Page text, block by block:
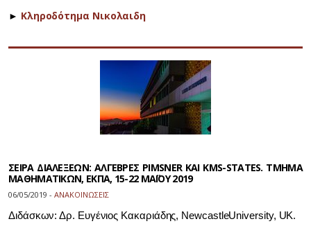
► Κληροδότημα Νικολαιδη
ΣΕΙΡΑ ΔΙΑΛΕΞΕΩΝ: ΑΛΓΕΒΡΕΣ PIMSNER ΚΑΙ KMS-STATES. ΤΜΗΜΑ
ΜΑΘΗΜΑΤΙΚΩΝ, ΕΚΠΑ, 15-22 ΜΑΪΟΥ 2019
06/05/2019 - ΑΝΑΚΟΙΝΩΣΕΙΣ
Διδάσκων: Δρ. Ευγένιος Κακαριάδης, NewcastleUniversity, UK.